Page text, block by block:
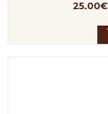
25.00€